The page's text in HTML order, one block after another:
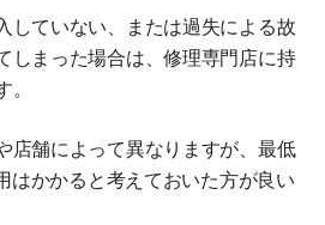
していない、または過失による故
しまった場合は、修理専門店に持
店舗によって異なりますが、最低
かかると考えておいた方が良い